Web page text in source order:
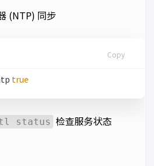
(NTP) 同步
Copy
true
status 检查服务状态